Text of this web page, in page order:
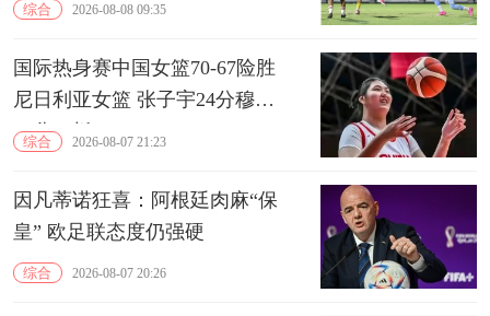
综合 2026-08-08 09:35
国际热身赛中国女篮70-67险胜
尼日利亚女篮 张子宇24分穆萨
15分10板
综合 2026-08-07 21:23
因凡蒂诺狂喜：阿根廷肉麻“保
皇” 欧足联态度仍强硬
综合 2026-08-07 20:26